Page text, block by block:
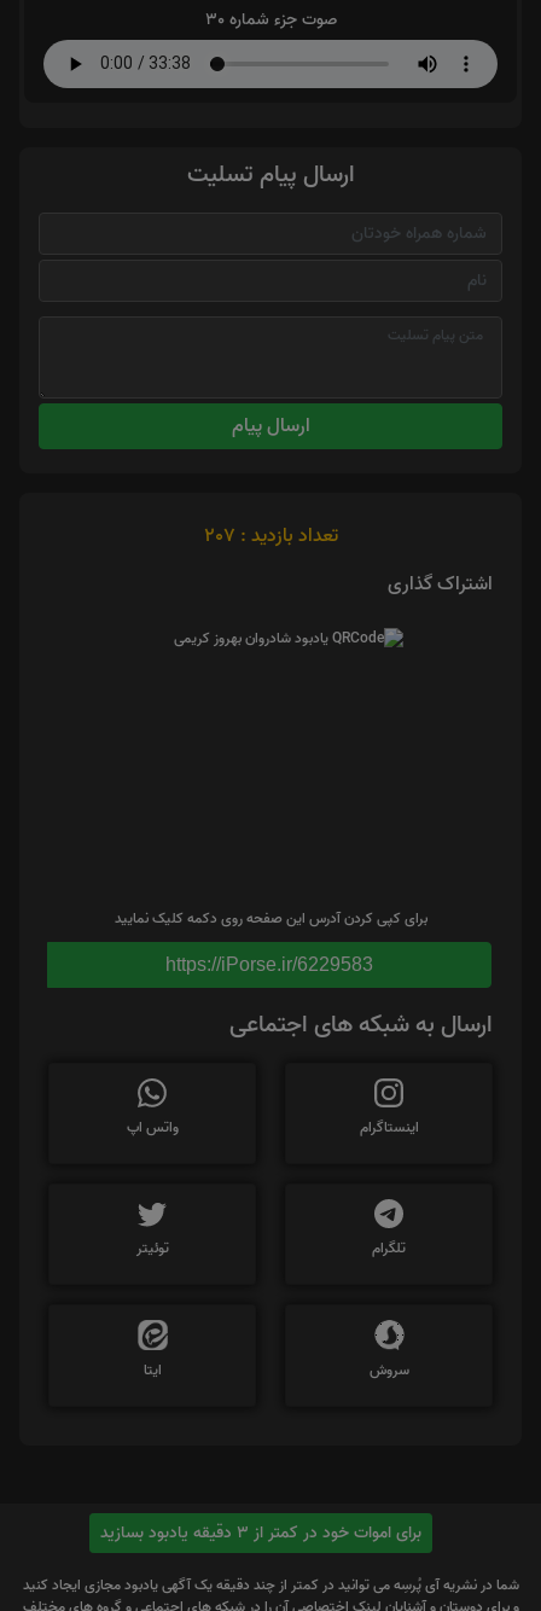
صوت جزء شماره 30
ارسال پیام تسلیت
ارسال پیام
تعداد بازدید : 207
اشتراک گذاری
برای کپی کردن آدرس این صفحه روی دکمه کلیک نمایید
https://iPorse.ir/6229583
ارسال به شبکه های اجتماعی
اینستاگرام واتس اپ
تلگرام توئیتر
سروش ایتا
برای اموات خود در کمتر از 3 دقیقه یادبود بسازید
شما در نشریه آی پُرسِه می توانید در کمتر از چند دقیقه یک آگهی یادبود مجازی ایجاد کنید